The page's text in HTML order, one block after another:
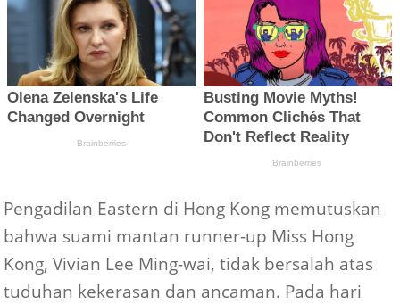
Pengadilan Eastern di Hong Kong memutuskan
bahwa suami mantan runner-up Miss Hong
Kong, Vivian Lee Ming-wai, tidak bersalah atas
tuduhan kekerasan dan ancaman. Pada hari